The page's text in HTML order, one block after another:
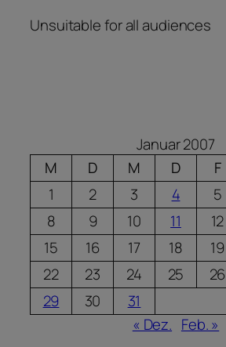
Unsuitable for all audiences
Januar 2007
M
D M D F
1
2 3 4 5
8
9 10 11 12
15
16 17 18 19
22
23 24 25 26
29
30
31
« Dez. Feb. »